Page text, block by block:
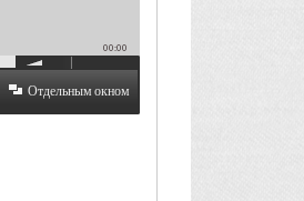
00:00
Отдельным окном